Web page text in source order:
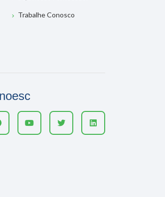
Trabalhe Conosco